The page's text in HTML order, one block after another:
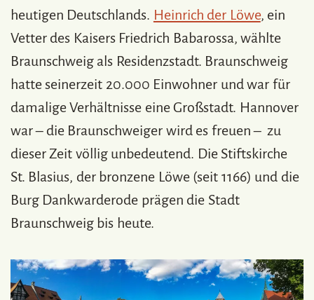
heutigen Deutschlands. Heinrich der Löwe, ein
Vetter des Kaisers Friedrich Babarossa, wählte
Braunschweig als Residenzstadt. Braunschweig
hatte seinerzeit 20.000 Einwohner und war für
damalige Verhältnisse eine Großstadt. Hannover
war – die Braunschweiger wird es freuen – zu
dieser Zeit völlig unbedeutend. Die Stiftskirche
St. Blasius, der bronzene Löwe (seit 1166) und die
Burg Dankwarderode prägen die Stadt
Braunschweig bis heute.